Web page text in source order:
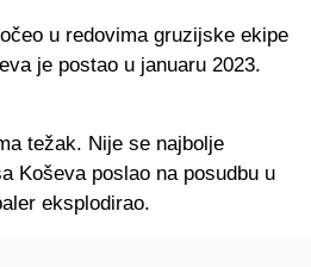
u redovima gruzijske ekipe
je postao u januaru 2023.
težak. Nije se najbolje
Koševa poslao na posudbu u
eksplodirao.